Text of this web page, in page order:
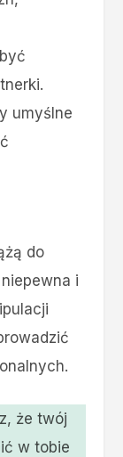
umyślne
do
i
że twój
w tobie